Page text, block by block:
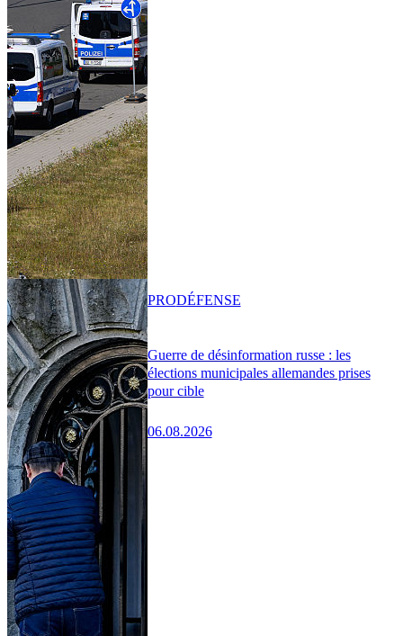
Guerre de désinformation russe : les
élections municipales allemandes prises
pour cible
06.08.2026
PRODÉFENSE